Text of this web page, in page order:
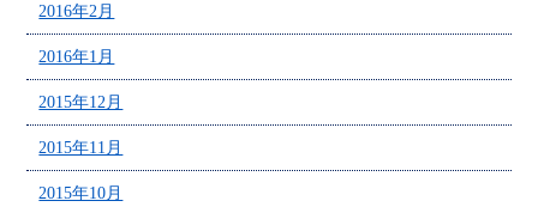
2016年2月
2016年1月
2015年12月
2015年11月
2015年10月